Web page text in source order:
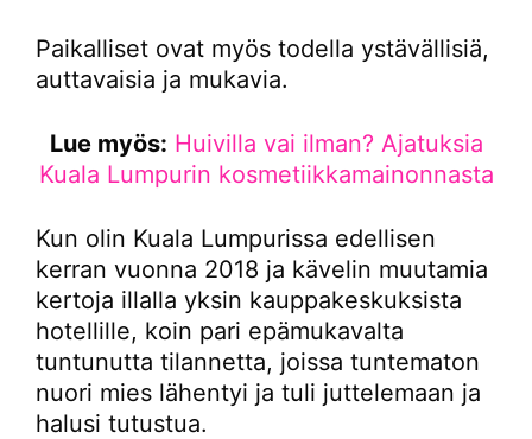
Paikalliset ovat myös todella ystävällisiä,
auttavaisia ja mukavia.
Lue myös: Huivilla vai ilman? Ajatuksia
Kuala Lumpurin kosmetiikkamainonnasta
Kun olin Kuala Lumpurissa edellisen
kerran vuonna 2018 ja kävelin muutamia
kertoja illalla yksin kauppakeskuksista
hotellille, koin pari epämukavalta
tuntunutta tilannetta, joissa tuntematon
nuori mies lähentyi ja tuli juttelemaan ja
halusi tutustua.